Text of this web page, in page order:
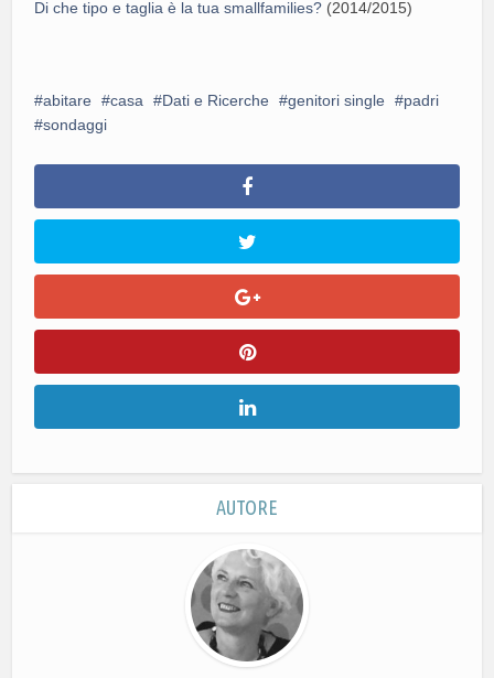
Di che tipo e taglia è la tua smallfamilies? (2014/2015)
abitare casa Dati e Ricerche genitori single
padri
sondaggi
AUTORE